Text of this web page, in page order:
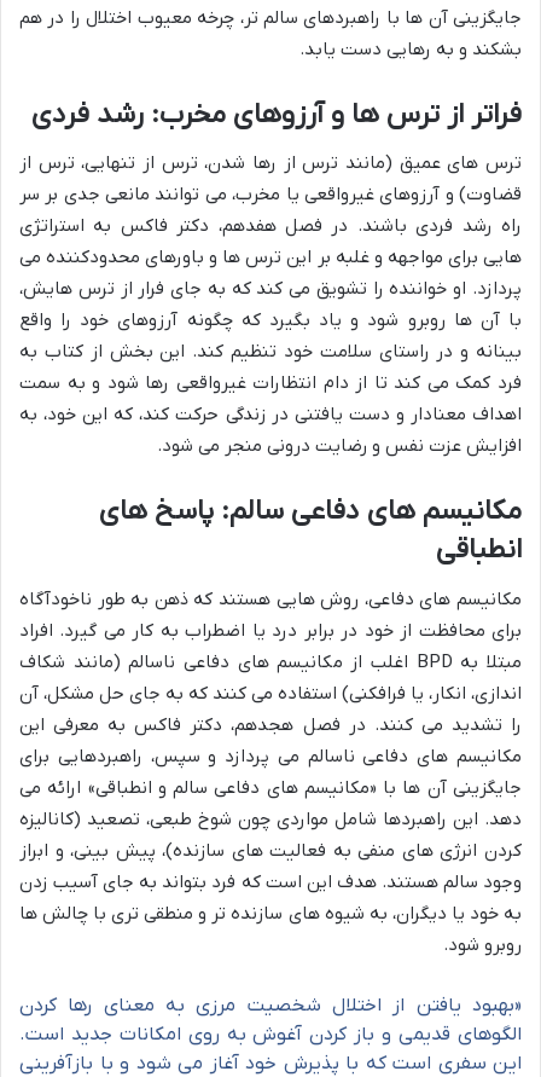
جایگزینی آن ها با راهبردهای سالم تر، چرخه معیوب اختلال را در هم
بشکند و به رهایی دست یابد.
فراتر از ترس ها و آرزوهای مخرب: رشد فردی
ترس های عمیق (مانند ترس از رها شدن، ترس از تنهایی، ترس از
قضاوت) و آرزوهای غیرواقعی یا مخرب، می توانند مانعی جدی بر سر
راه رشد فردی باشند. در فصل هفدهم، دکتر فاکس به استراتژی
هایی برای مواجهه و غلبه بر این ترس ها و باورهای محدودکننده می
پردازد. او خواننده را تشویق می کند که به جای فرار از ترس هایش،
با آن ها روبرو شود و یاد بگیرد که چگونه آرزوهای خود را واقع
بینانه و در راستای سلامت خود تنظیم کند. این بخش از کتاب به
فرد کمک می کند تا از دام انتظارات غیرواقعی رها شود و به سمت
اهداف معنادار و دست یافتنی در زندگی حرکت کند، که این خود، به
افزایش عزت نفس و رضایت درونی منجر می شود.
مکانیسم های دفاعی سالم: پاسخ های
انطباقی
مکانیسم های دفاعی، روش هایی هستند که ذهن به طور ناخودآگاه
برای محافظت از خود در برابر درد یا اضطراب به کار می گیرد. افراد
مبتلا به BPD اغلب از مکانیسم های دفاعی ناسالم (مانند شکاف
اندازی، انکار، یا فرافکنی) استفاده می کنند که به جای حل مشکل، آن
را تشدید می کنند. در فصل هجدهم، دکتر فاکس به معرفی این
مکانیسم های دفاعی ناسالم می پردازد و سپس، راهبردهایی برای
جایگزینی آن ها با «مکانیسم های دفاعی سالم و انطباقی» ارائه می
دهد. این راهبردها شامل مواردی چون شوخ طبعی، تصعید (کانالیزه
کردن انرژی های منفی به فعالیت های سازنده)، پیش بینی، و ابراز
وجود سالم هستند. هدف این است که فرد بتواند به جای آسیب زدن
به خود یا دیگران، به شیوه های سازنده تر و منطقی تری با چالش ها
روبرو شود.
«بهبود یافتن از اختلال شخصیت مرزی به معنای رها کردن
الگوهای قدیمی و باز کردن آغوش به روی امکانات جدید است.
این سفری است که با پذیرش خود آغاز می شود و با بازآفرینی